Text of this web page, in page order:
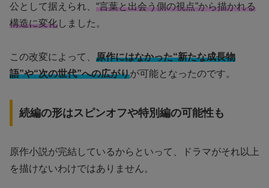
公として据えられ、 “言葉と出会う側の視点”から描かれる
構造に変化しました。
この改変によって、 原作にはなかった“新たな成長物
語”や“次の世代”への広がりが可能となったのです。
続編の形はスピンオフや特別編の可能性も
原作小説が完結しているからといって、ドラマがそれ以上
を描けないわけではありません。